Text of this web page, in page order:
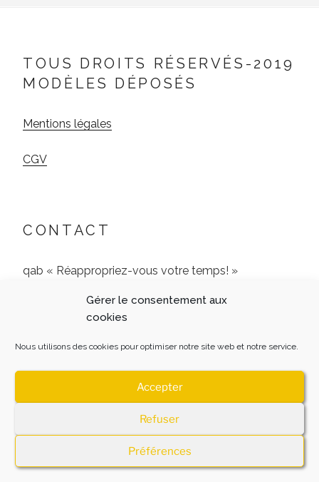
Gérer le consentement aux
cookies
Nous utilisons des cookies pour optimiser notre site web et notre service.
Accepter
Refuser
Préférences
TOUS DROITS RÉSERVÉS-2019
MODÈLES DÉPOSÉS
Mentions légales
CGV
CONTACT
qab « Réappropriez-vous votre temps! »
9 Rue de l’Archerie, 60680 Jonquières
06 51 24 77 65
MENTIONS LEGALES
Fièrement propulsé par